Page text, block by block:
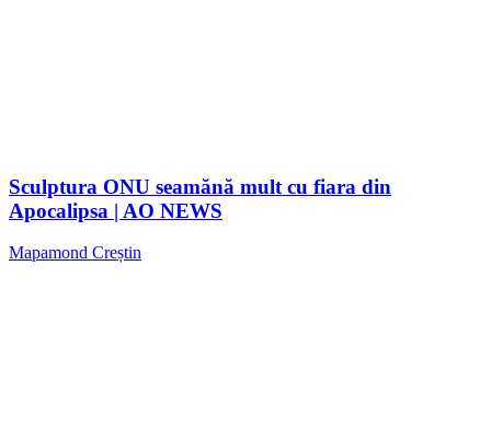
Sculptura ONU seamănă mult cu fiara din
Apocalipsa | AO NEWS
Mapamond Creștin